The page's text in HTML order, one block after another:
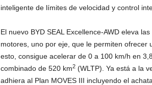
inteligente de límites de velocidad y control
El nuevo BYD SEAL Excellence-AWD eleva
motores, uno por eje, que le permiten ofrecer
esto, consigue acelerar de 0 a 100 km/h en
combinado de 520 km2(WLTP). Ya está a la
adhiera al Plan MOVES III incluyendo el